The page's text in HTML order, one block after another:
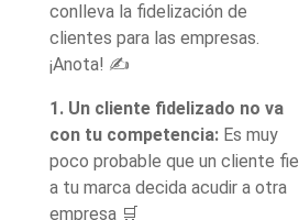
conlleva la fidelización de
clientes para las empresas.
¡Anota! ✍️
1. Un cliente fidelizado no va
con tu competencia: Es muy
poco probable que un cliente fiel
a tu marca decida acudir a otra
empresa 🛒